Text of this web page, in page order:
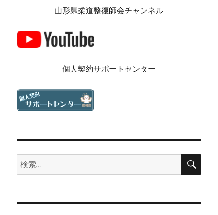
山形県柔道整復師会チャンネル
個人契約サポートセンター
検
索:
検